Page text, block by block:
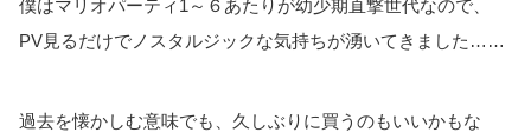
僕はマリオパーティ1～６あたりが幼少期直撃世代なので、
PV見るだけでノスタルジックな気持ちが湧いてきました……
過去を懐かしむ意味でも、久しぶりに買うのもいいかもな